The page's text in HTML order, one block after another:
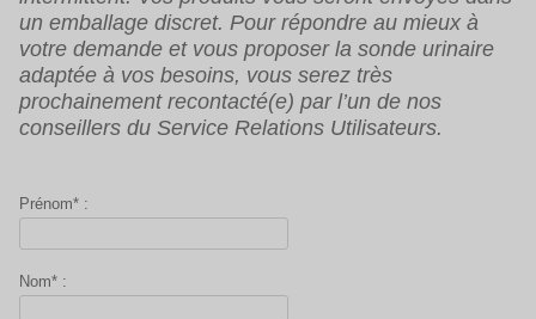
un emballage discret. Pour répondre au mieux à
votre demande et vous proposer la sonde urinaire
adaptée à vos besoins, vous serez très
prochainement recontacté(e) par l’un de nos
conseillers du Service Relations Utilisateurs.
Prénom* :
Nom* :